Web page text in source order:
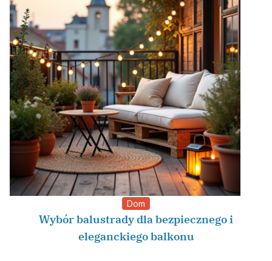
Dom
Wybór balustrady dla bezpiecznego i
eleganckiego balkonu